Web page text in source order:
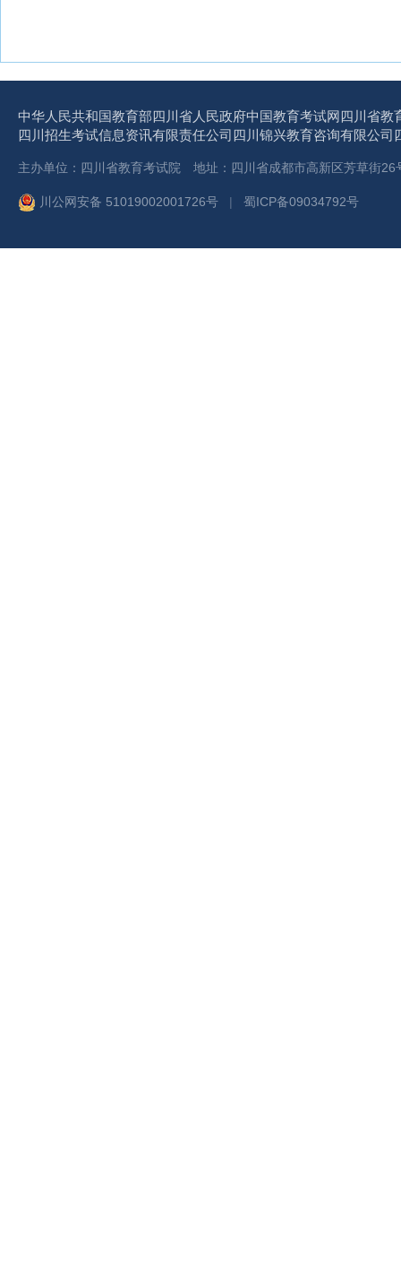
中华人民共和国教育部四川省人民政府中国教育考试网四川省教
四川招生考试信息资讯有限责任公司四川锦兴教育咨询有限公司
主办单位：四川省教育考试院 地址：四川省成都市高新区芳草街
川公网安备 51019002001726号 | 蜀ICP备09034792号